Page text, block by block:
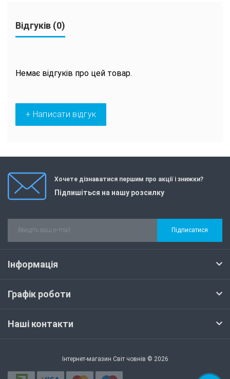
Відгуків (0)
Немає відгуків про цей товар.
+ Написати відгук
Хочете дізнаватися першим про акції і знижки?
Підпишіться на нашу розсилку
Підписатися
Інформація
Графік роботи
Наші контакти
Інтернет-магазин Світ човнів © 2026